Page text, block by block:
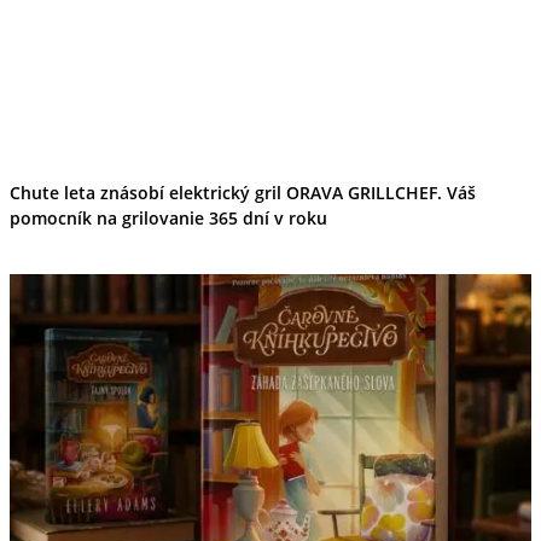
Chute leta znásobí elektrický gril ORAVA GRILLCHEF. Váš
pomocník na grilovanie 365 dní v roku